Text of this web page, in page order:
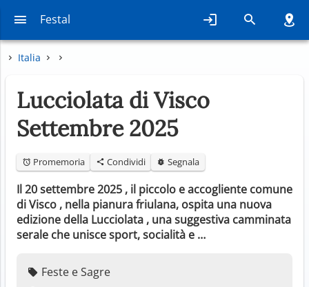
Festal
Italia
Lucciolata di Visco
Settembre 2025
Promemoria Condividi Segnala
Il 20 settembre 2025 , il piccolo e accogliente comune
di Visco , nella pianura friulana, ospita una nuova
edizione della Lucciolata , una suggestiva camminata
serale che unisce sport, socialità e …
Feste e Sagre